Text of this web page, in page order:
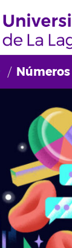
Números